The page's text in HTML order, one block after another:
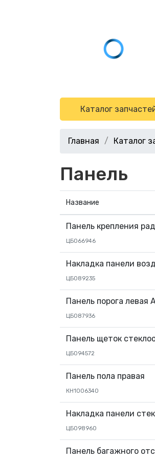
Каталог
Главная Каталог
Панель
Название
Панель крепления
ЦБ066946
Накладка панели
ЦБ089235
Панель порога левая
ЦБ087936
Панель щеток
ЦБ094572
Панель пола правая
КН1006340
Накладка панели
ЦБ098960
Панель багажного